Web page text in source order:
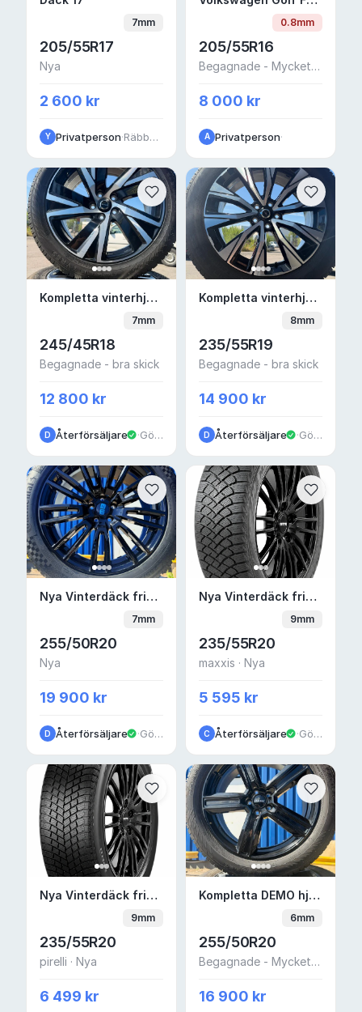
7mm
205/55R17
Nya
2 600 kr
Y Privatperson· Räbbmogatan
0.8mm
205/55R16
Begagnade - Mycket bra skick
8 000 kr
A Privatperson·
Kompletta vinterhjul Volvo V90 18" Nokian
Kompletta vinterhjul Volvo V90 18" Nokian
7mm
245/45R18
Begagnade - bra skick
12 800 kr
D Återförsäljare · Göteborg
Kompletta vinterhjul
Kompletta vinterhjul 19" XC60 Nokian HKPL R5
8mm
235/55R19
Begagnade - bra skick
14 900 kr
D Återförsäljare · Göteborg
Nya Vinterdäck friktion 20" 5x108 —
Nya Vinterdäck friktion 20" 5x108 — Polestar 4
7mm
255/50R20
Nya
19 900 kr
D Återförsäljare · Göteborg
Nya VinterdäckNya Vinterdäck friktion 20" 5x120 maxxis — Volvo EX60
9mm
235/55R20
maxxis · Nya
5 595 kr
C Återförsäljare · Göteborg
Nya Vinterdäck friktion 20" 5x120 pirelli —
Nya Vinterdäck friktion 20" 5x120 pirelli — Volvo EX60
9mm
235/55R20
pirelli · Nya
6 499 kr
Kompletta DEMO hjul
Kompletta DEMO hjul 20"
6mm
255/50R20
Begagnade - Mycket bra skick
16 900 kr